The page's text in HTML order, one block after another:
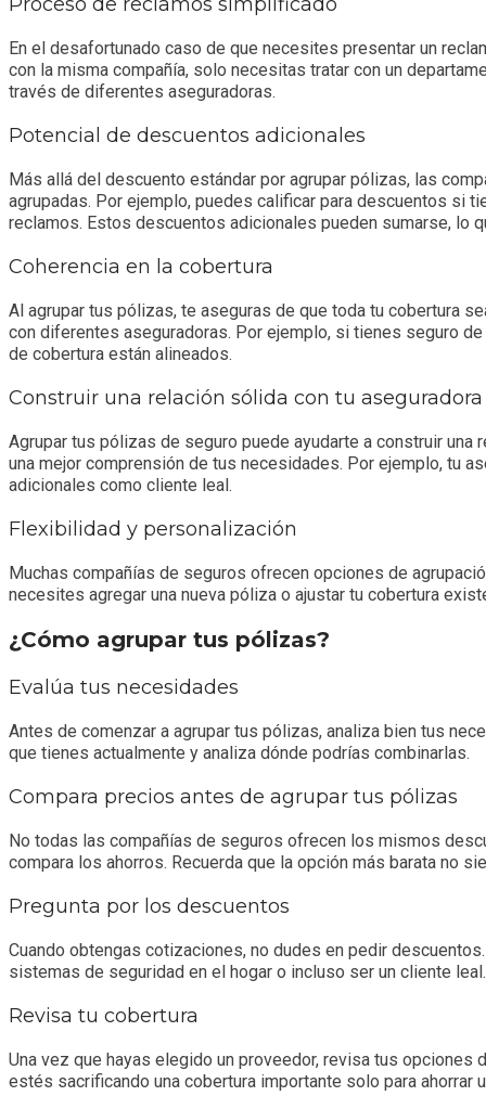
Proceso de reclamos simplificado
En el desafortunado caso de que necesites presentar un
con la misma compañía, solo necesitas tratar con un
través de diferentes aseguradoras.
Potencial de descuentos adicionales
Más allá del descuento estándar por agrupar pólizas, las
agrupadas. Por ejemplo, puedes calificar para descuentos si
reclamos. Estos descuentos adicionales pueden sumarse, lo
Coherencia en la cobertura
Al agrupar tus pólizas, te aseguras de que toda tu cobertura
con diferentes aseguradoras. Por ejemplo, si tienes seguro
de cobertura están alineados.
Construir una relación sólida con tu aseguradora
Agrupar tus pólizas de seguro puede ayudarte a construir
una mejor comprensión de tus necesidades. Por ejemplo, tu
adicionales como cliente leal.
Flexibilidad y personalización
Muchas compañías de seguros ofrecen opciones de
necesites agregar una nueva póliza o ajustar tu cobertura
¿Cómo agrupar tus pólizas?
Evalúa tus necesidades
Antes de comenzar a agrupar tus pólizas, analiza bien tus
que tienes actualmente y analiza dónde podrías combinarlas.
Compara precios antes de agrupar tus pólizas
No todas las compañías de seguros ofrecen los mismos
compara los ahorros. Recuerda que la opción más barata no
Pregunta por los descuentos
Cuando obtengas cotizaciones, no dudes en pedir
sistemas de seguridad en el hogar o incluso ser un cliente leal.
Revisa tu cobertura
Una vez que hayas elegido un proveedor, revisa tus
estés sacrificando una cobertura importante solo para ahorrar